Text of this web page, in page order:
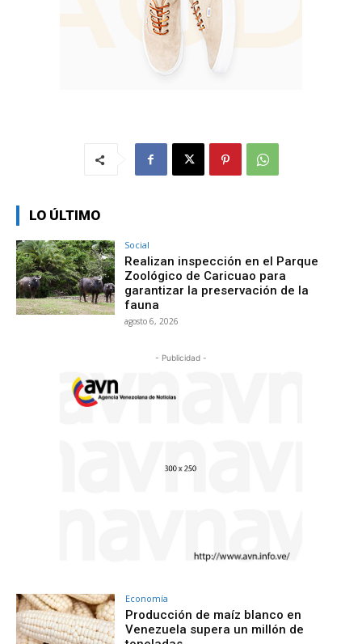
LO ÚLTIMO
Social
Realizan inspección en el Parque
Zoológico de Caricuao para
garantizar la preservación de la
fauna
agosto 6, 2026
- Publicidad -
Economía
Producción de maíz blanco en
Venezuela supera un millón de